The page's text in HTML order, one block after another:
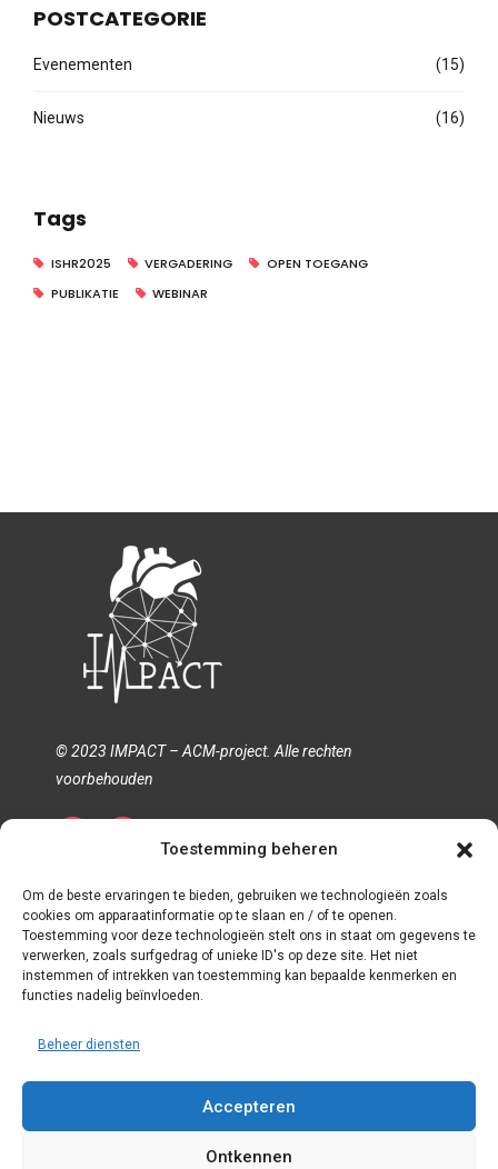
Toestemming beheren
Om de beste ervaringen te bieden, gebruiken we technologieën zoals
cookies om apparaatinformatie op te slaan en / of te openen.
Toestemming voor deze technologieën stelt ons in staat om gegevens te
verwerken, zoals surfgedrag of unieke ID's op deze site. Het niet
instemmen of intrekken van toestemming kan bepaalde kenmerken en
functies nadelig beïnvloeden.
Beheer diensten
Accepteren
Ontkennen
POSTCATEGORIE
Evenementen (15)
Nieuws (16)
Tags
ISHR2025 VERGADERING
OPEN TOEGANG
PUBLIKATIE
WEBINAR
© 2023 IMPACT – ACM-project. Alle rechten
voorbehouden